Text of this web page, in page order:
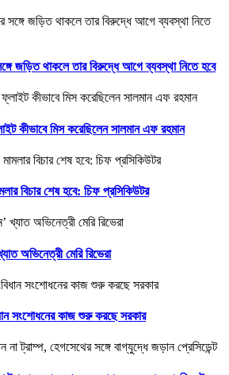
জড়িত থাকলে তার বিরুদ্ধে আগে ব্যবস্থা নিতে হবে
কীভাবে মিস করেছিলেন সালমান এফ রহমান
বিচার শেষ হবে: চিফ প্রসিকিউটর
অভিনেত্রী মেরি রিভেরা
সংশোধনের কাজ শুরু করছে সরকার